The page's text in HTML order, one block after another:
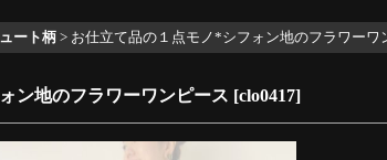
ート柄 > お仕立て品の１点モノ*シフォン地のフラワーワ
ン地のフラワーワンピース [clo0417]